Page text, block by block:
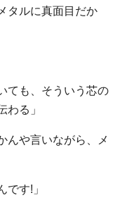
タルに真面目だか
ても、そういう芯の
わる」
んや言いながら、メ
です!」